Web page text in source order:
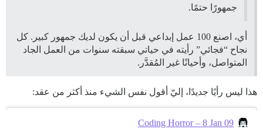
جمهورًا حتمًا.
أي، اصنع 100 عمل إبداعي قبل أن يكون لديك جمهور كبير. كل
نجاح “فجائي” رأيته في حياتي سبقته سنوات من العمل الجاد
المتواصل، وأحيانًا غير المُقدَّر.
هذا ليس رأيًا جديدًا، إليّ أقول نفس الشيء منذ أكثر من عقد:
Coding Horror – 8 Jan 09